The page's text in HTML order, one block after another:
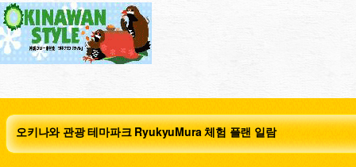
오키나와 관광 테마파크 RyukyuMura 체험 플랜 일람